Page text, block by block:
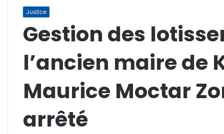
Justice
Gestion des
l’ancien maire de
Maurice Moctar
arrêté